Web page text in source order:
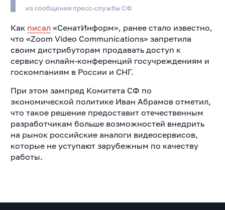
из сообщения пресс-службы СФ
Как писал «СенатИнформ», ранее стало известно,
что «Zoom Video Communications» запретила
своим дистрибуторам продавать доступ к
сервису онлайн-конференций госучреждениям и
госкомпаниям в России и СНГ.
При этом зампред Комитета СФ по
экономической политике Иван Абрамов отметил,
что такое решение предоставит отечественным
разработчикам больше возможностей внедрить
на рынок российские аналоги видеосервисов,
которые не уступают зарубежным по качеству
работы.